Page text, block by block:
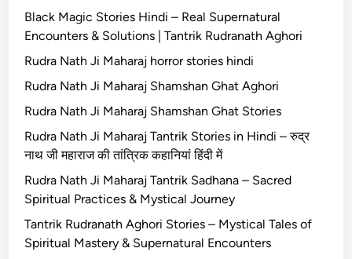
Black Magic Stories Hindi – Real Supernatural
Encounters & Solutions | Tantrik Rudranath Aghori
Rudra Nath Ji Maharaj horror stories hindi
Rudra Nath Ji Maharaj Shamshan Ghat Aghori
Rudra Nath Ji Maharaj Shamshan Ghat Stories
Rudra Nath Ji Maharaj Tantrik Stories in Hindi – रुद्र
नाथ जी महाराज की तांत्रिक कहानियां हिंदी में
Rudra Nath Ji Maharaj Tantrik Sadhana – Sacred
Spiritual Practices & Mystical Journey
Tantrik Rudranath Aghori Stories – Mystical Tales of
Spiritual Mastery & Supernatural Encounters